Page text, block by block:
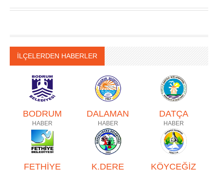
İLÇELERDEN HABERLER
BODRUM
HABER
DALAMAN
HABER
DATÇA
HABER
FETHİYE K.DERE KÖYCEĞİZ